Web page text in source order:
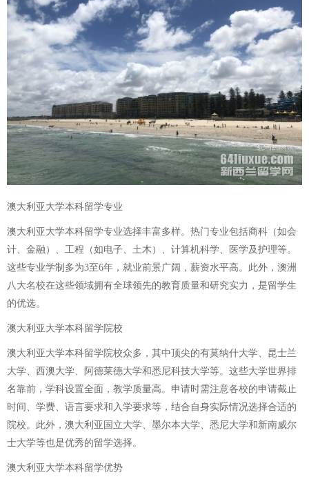
澳大利亚大学本科留学专业
澳大利亚大学本科留学专业选择丰富多样。热门专业包括商科（如会
计、金融）、工程（如电子、土木）、计算机科学、医学及护理等。
这些专业学制多为3至6年，就业前景广阔，薪资水平高。此外，澳洲
八大名校在这些领域拥有全球领先的教育质量和研究实力，是留学生
的优选。
澳大利亚大学本科留学院校
澳大利亚大学本科留学院校众多，其中顶尖的有莫纳什大学、昆士兰
大学、西澳大学、阿德莱德大学和悉尼科技大学等。这些大学世界排
名靠前，学科设置全面，教学质量高。申请时需注意各校的申请截止
时间、学费、语言要求和入学要求等，结合自身实际情况选择合适的
院校。此外，澳大利亚国立大学、墨尔本大学、悉尼大学和新南威尔
士大学等也是优秀的留学选择。
澳大利亚大学本科留学优势